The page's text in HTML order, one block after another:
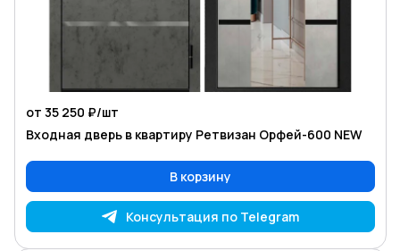
от 35 250 ₽/шт
Входная дверь в квартиру Ретвизан Орфей-600 NEW
В корзину
Консультация по Telegram